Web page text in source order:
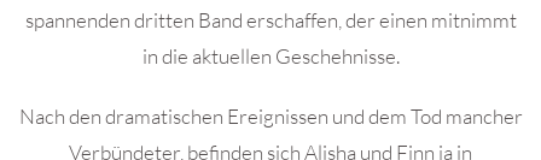
spannenden dritten Band erschaffen, der einen mitnimmt
in die aktuellen Geschehnisse.
Nach den dramatischen Ereignissen und dem Tod mancher
Verbündeter, befinden sich Alisha und Finn ja in